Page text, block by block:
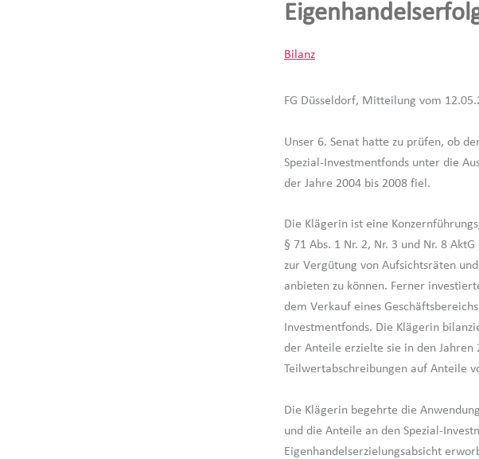
Bilanz
FG Düsseldorf, Mitteilung vom
Unser 6. Senat hatte zu prüfen, ob
Spezial-Investmentfonds unter die
der Jahre 2004 bis 2008 fiel.
Die Klägerin ist eine
§ 71 Abs. 1 Nr. 2, Nr. 3 und Nr. 8
zur Vergütung von Aufsichtsräten
anbieten zu können. Ferner
dem Verkauf eines
Investmentfonds. Die Klägerin
der Anteile erzielte sie in den Jahren
Teilwertabschreibungen auf Anteile
Die Klägerin begehrte die
und die Anteile an den Spezial-
Eigenhandelserzielungsabsicht